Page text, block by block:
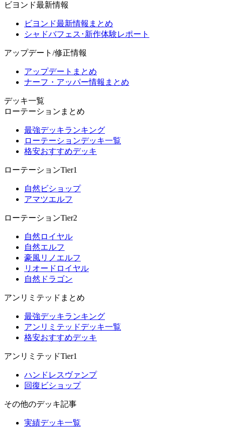
ビヨンド最新情報
ビヨンド最新情報まとめ
シャドバフェス･新作体験レポート
アップデート/修正情報
アップデートまとめ
ナーフ・アッパー情報まとめ
デッキ一覧
ローテーションまとめ
最強デッキランキング
ローテーションデッキ一覧
格安おすすめデッキ
ローテーションTier1
自然ビショップ
アマツエルフ
ローテーションTier2
自然ロイヤル
自然エルフ
豪風リノエルフ
リオードロイヤル
自然ドラゴン
アンリミテッドまとめ
最強デッキランキング
アンリミテッドデッキ一覧
格安おすすめデッキ
アンリミテッドTier1
ハンドレスヴァンプ
回復ビショップ
その他のデッキ記事
実績デッキ一覧